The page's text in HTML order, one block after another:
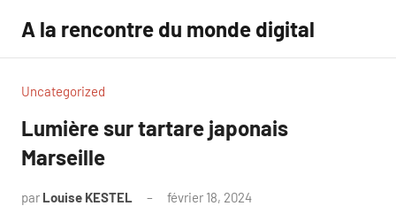
contenu
A la rencontre du monde digital
Uncategorized
Lumière sur tartare japonais
Marseille
par Louise KESTEL février 18, 2024